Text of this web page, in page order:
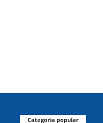
Categoria popular